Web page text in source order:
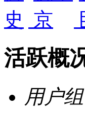
活跃概
用户组